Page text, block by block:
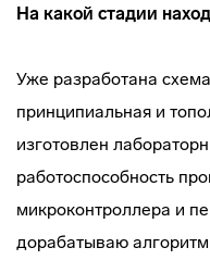
На какой стадии
Уже разработана
принципиальная и
изготовлен
работоспособность
микроконтроллера и
дорабатываю